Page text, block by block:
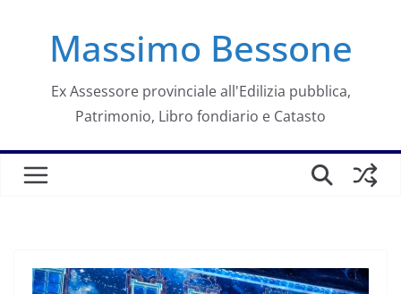
contenutoMassimo Bessone
Ex Assessore provinciale all'Edilizia pubblica,
Patrimonio, Libro fondiario e Catasto